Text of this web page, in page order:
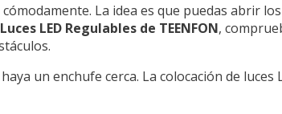
La idea es que puedas abrir
LED Regulables de TEENFON,
un enchufe cerca. La colocación de